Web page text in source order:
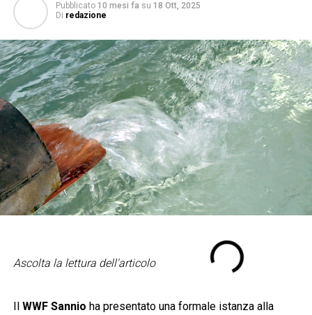
Pubblicato 10 mesi fa su 18 Ott, 2025
Di redazione
Ascolta la lettura dell'articolo
Il WWF Sannio ha presentato una formale istanza alla